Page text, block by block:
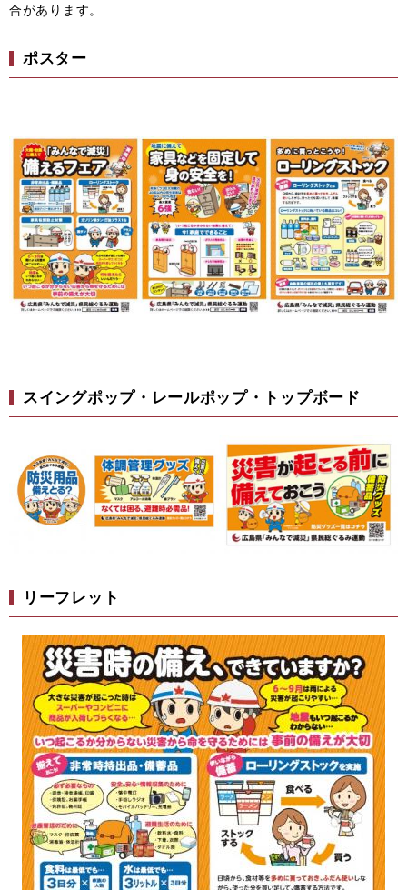
合があります。
ポスター
スイングポップ・レールポップ・トップボード
リーフレット